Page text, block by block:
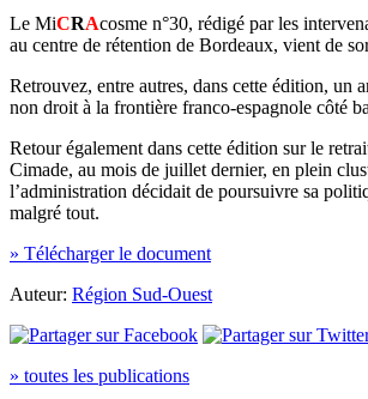
Le MiCRAcosme n°30, rédigé par les
au centre de rétention de Bordeaux, vient de
Retrouvez, entre autres, dans cette édition, un
non droit à la frontière franco-espagnole côté
Retour également dans cette édition sur le
Cimade, au mois de juillet dernier, en plein
l’administration décidait de poursuivre sa
malgré tout.
» Télécharger le document
Auteur: Région Sud-Ouest
» toutes les publications